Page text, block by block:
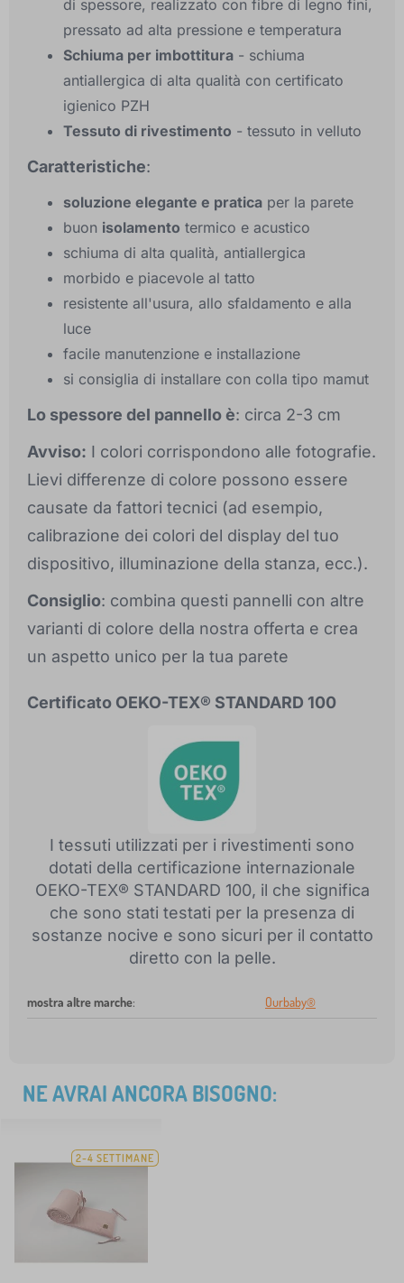
di spessore, realizzato con fibre di legno fini,
pressato ad alta pressione e temperatura
Schiuma per imbottitura - schiuma
antiallergica di alta qualità con certificato
igienico PZH
Tessuto di rivestimento - tessuto in velluto
Caratteristiche:
soluzione elegante e pratica per la parete
buon isolamento termico e acustico
schiuma di alta qualità, antiallergica
morbido e piacevole al tatto
resistente all'usura, allo sfaldamento e alla
luce
facile manutenzione e installazione
si consiglia di installare con colla tipo mamut
Lo spessore del pannello è: circa 2-3 cm
Avviso: I colori corrispondono alle fotografie.
Lievi differenze di colore possono essere
causate da fattori tecnici (ad esempio,
calibrazione dei colori del display del tuo
dispositivo, illuminazione della stanza, ecc.).
Consiglio: combina questi pannelli con altre
varianti di colore della nostra offerta e crea
un aspetto unico per la tua parete
Certificato OEKO-TEX® STANDARD 100
I tessuti utilizzati per i rivestimenti sono
dotati della certificazione internazionale
OEKO-TEX® STANDARD 100, il che significa
che sono stati testati per la presenza di
sostanze nocive e sono sicuri per il contatto
diretto con la pelle.
mostra altre marche: Ourbaby®
NE AVRAI ANCORA BISOGNO:
2-4 SETTIMANE